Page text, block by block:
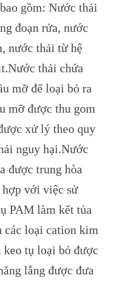
gồm: Nước thải
đoạn rửa, nước
nước thải từ hệ
thải chứa
mỡ để loại bỏ ra
mỡ được thu gom
xử lý theo quy
nguy hại.Nước
được trung hòa
với việc sử
PAM làm kết tủa
các loại cation kim
tụ loại bỏ được
lắng được đưa